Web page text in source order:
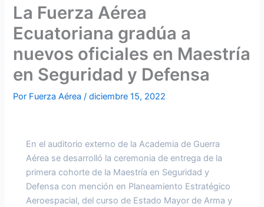
La Fuerza Aérea
Ecuatoriana gradúa a
nuevos oficiales en Maestría
en Seguridad y Defensa
Por Fuerza Aérea/diciembre 15, 2022
En el auditorio externo de la Academia de Guerra
Aérea se desarrolló la ceremonia de entrega de la
primera cohorte de la Maestría en Seguridad y
Defensa con mención en Planeamiento Estratégico
Aeroespacial, del curso de Estado Mayor de Arma y